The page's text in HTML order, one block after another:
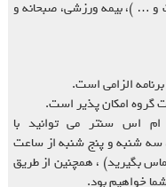
و … )، بیمه ورزشی، صبحانه و
الزامی است.
گروه امکان پذیر است.
ام اس سنتر می توانید با
سه شنبه و پنج شنبه از ساعت
تماس بگیرید) ، همچنین از طریق